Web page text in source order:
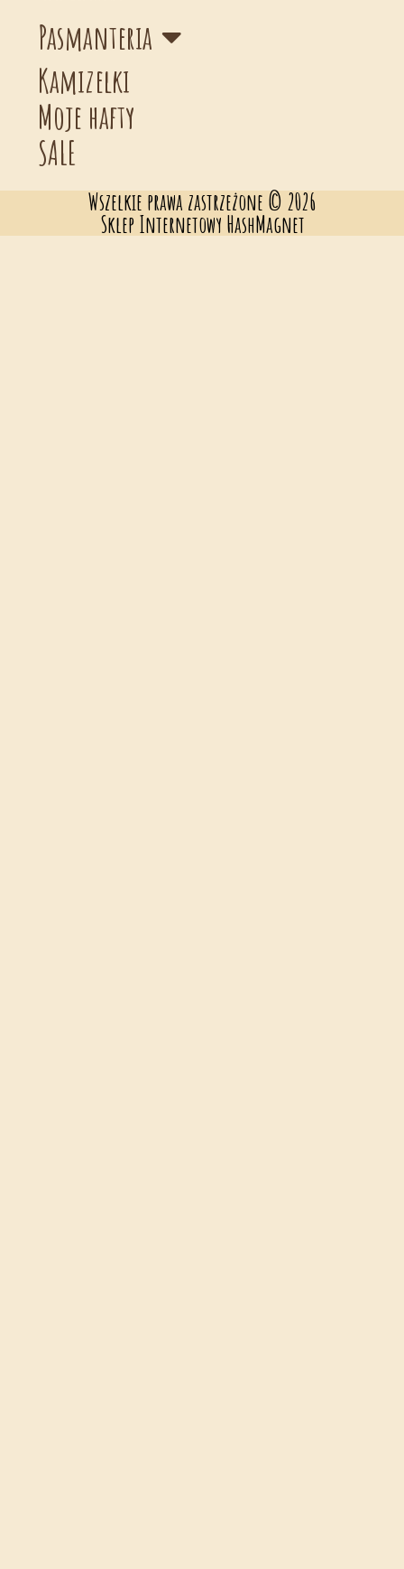
Pasmanteria
Kamizelki
Moje hafty
SALE
Wszelkie prawa zastrzeżone © 2026
Sklep Internetowy HashMagnet